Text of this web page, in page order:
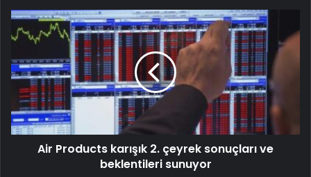
Air Products karışık 2. çeyrek sonuçları ve
beklentileri sunuyor